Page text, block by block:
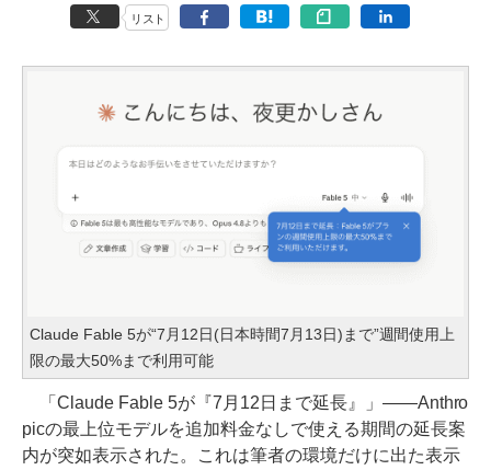
リスト
Claude Fable 5が“7月12日(日本時間7月13日)まで”週間使用上
限の最大50%まで利用可能
「Claude Fable 5が『7月12日まで延長』」――Anthro
picの最上位モデルを追加料金なしで使える期間の延長案
内が突如表示された。これは筆者の環境だけに出た表示